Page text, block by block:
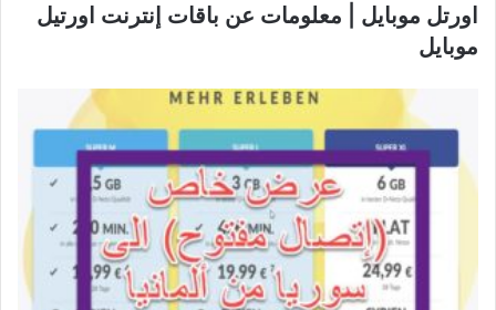
اورتل موبايل | معلومات عن باقات إنترنت اورتيل
موبايل